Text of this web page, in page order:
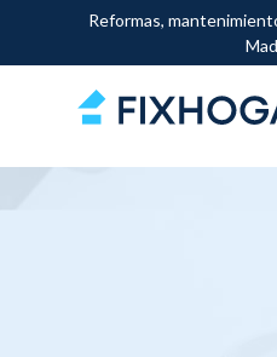
FONTANEROS
Reformas,